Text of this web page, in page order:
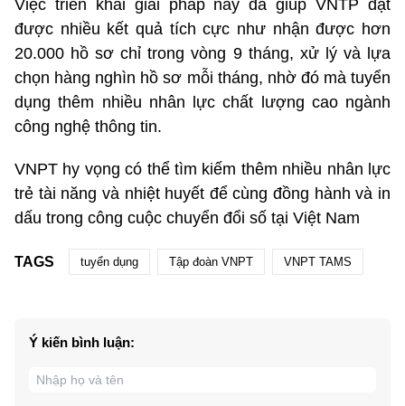
Việc triển khai giải pháp này đã giúp VNTP đạt
được nhiều kết quả tích cực như nhận được hơn
20.000 hồ sơ chỉ trong vòng 9 tháng, xử lý và lựa
chọn hàng nghìn hồ sơ mỗi tháng, nhờ đó mà tuyển
dụng thêm nhiều nhân lực chất lượng cao ngành
công nghệ thông tin.
VNPT hy vọng có thể tìm kiếm thêm nhiều nhân lực
trẻ tài năng và nhiệt huyết để cùng đồng hành và in
dấu trong công cuộc chuyển đổi số tại Việt Nam
TAGS tuyển dụng Tập đoàn VNPT VNPT TAMS
Ý kiến bình luận: